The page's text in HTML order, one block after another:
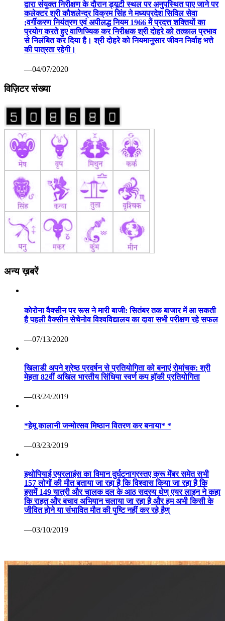
द्वारा संयुक्त निरीक्षण के दौरान ड्यूटी स्थल पर अनुपस्थित पाए जाने पर
कलेक्टर श्री कौशलेन्द्र विक्रम सिंह ने मध्यप्रदेश सिविल सेवा
;वर्गीकरण नियंत्रण एवं अपीलद्ध नियम 1966 में प्रदत्त शक्तियों का
प्रयोग करते हुए वाणिज्यिक कर निरीक्षक श्री दोहरे को तत्काल प्रभाव
से निलंबित कर दिया है। श्री दोहरे को नियमानुसार जीवन निर्वाह भत्ते
की पात्रता रहेगी।
—04/07/2020
विज़िटर संख्या
अन्य ख़बरें
कोरोना वैक्सीन पर रूस ने मारी बाजी: सितंबर तक बाजार में आ सकती
है पहली वैक्सीन सेचेनोव विश्वविद्यालय का दावा सभी परीक्षण रहे सफल
—07/13/2020
खिलाडी अपने श्रेष्ठ प्रदर्षन से प्रतियोगिता को बनाएं रोमांचक: श्री
मेहता 82वीं अखिल भारतीय सिंधिया स्वर्ण कप हॉकी प्रतियोगिता
—03/24/2019
*हेमू कालानी जन्मोत्सव मिष्ठान वितरण कर बनाया* *
—03/23/2019
इथोपियाई एयरलाइंस का विमान दुर्घटनाग्रस्तए क्रू मेंबर समेत सभी
157 लोगों की मौत बताया जा रहा है कि विश्वास किया जा रहा है कि
इसमें 149 यात्री और चालक दल के आठ सदस्य थेण् एयर लाइन ने कहा
कि राहत और बचाव अभियान चलाया जा रहा है और हम अभी किसी के
जीवित होने या संभावित मौत की पुष्टि नहीं कर रहे हैण्
—03/10/2019